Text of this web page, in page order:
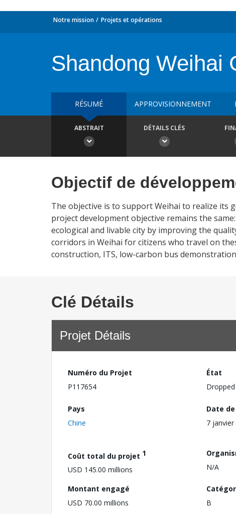
Notre mission Projets et opérations
Shandong Weihai
RÉSUMÉ APPROVISIONNEMENT
ABSTRAIT DÉTAILS CLÉS
Objectif de
The objective is to support Weihai to realize its
project development objective remains the
ecological and livable city by improving the
corridors in Weihai for citizens who travel on
construction, ITS, low-carbon bus
Clé Détails
Projet Détails
Numéro du Projet
P117654
État
Dropped
Pays
Chine
Date
7 janvier
Coût total du projet 1
USD 145.00 millions
N/A
Montant engagé
USD 70.00 millions
B